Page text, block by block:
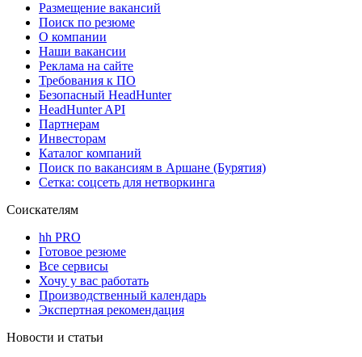
Размещение вакансий
Поиск по резюме
О компании
Наши вакансии
Реклама на сайте
Требования к ПО
Безопасный HeadHunter
HeadHunter API
Партнерам
Инвесторам
Каталог компаний
Поиск по вакансиям в Аршане (Бурятия)
Сетка: соцсеть для нетворкинга
Соискателям
hh PRO
Готовое резюме
Все сервисы
Хочу у вас работать
Производственный календарь
Экспертная рекомендация
Новости и статьи